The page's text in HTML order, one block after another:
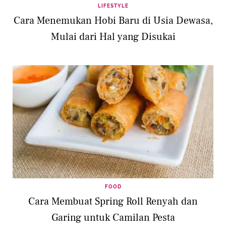
LIFESTYLE
Cara Menemukan Hobi Baru di Usia Dewasa,
Mulai dari Hal yang Disukai
FOOD
Cara Membuat Spring Roll Renyah dan
Garing untuk Camilan Pesta